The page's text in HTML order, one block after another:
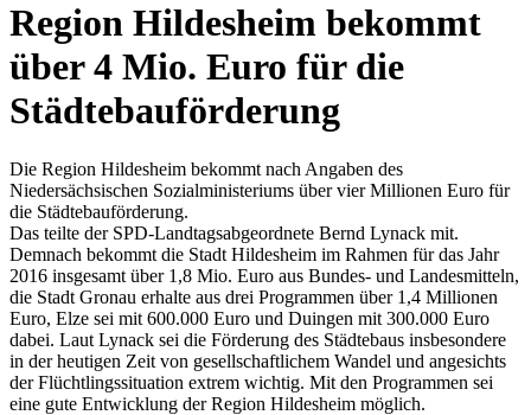
Region Hildesheim bekommt
über 4 Mio. Euro für die
Städtebauförderung
Die Region Hildesheim bekommt nach Angaben des
Niedersächsischen Sozialministeriums über vier Millionen Euro für
die Städtebauförderung.
Das teilte der SPD-Landtagsabgeordnete Bernd Lynack mit.
Demnach bekommt die Stadt Hildesheim im Rahmen für das Jahr
2016 insgesamt über 1,8 Mio. Euro aus Bundes- und Landesmitteln,
die Stadt Gronau erhalte aus drei Programmen über 1,4 Millionen
Euro, Elze sei mit 600.000 Euro und Duingen mit 300.000 Euro
dabei. Laut Lynack sei die Förderung des Städtebaus insbesondere
in der heutigen Zeit von gesellschaftlichem Wandel und angesichts
der Flüchtlingssituation extrem wichtig. Mit den Programmen sei
eine gute Entwicklung der Region Hildesheim möglich.